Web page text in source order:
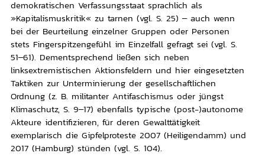
demokratischen Verfassungsstaat sprachlich als
»Kapitalismuskritik« zu tarnen (vgl. S. 25) – auch wenn
bei der Beurteilung einzelner Gruppen oder Personen
stets Fingerspitzengefühl im Einzelfall gefragt sei (vgl. S.
51–61). Dementsprechend ließen sich neben
linksextremistischen Aktionsfeldern und hier eingesetzten
Taktiken zur Unterminierung der gesellschaftlichen
Ordnung (z. B. militanter Antifaschismus oder jüngst
Klimaschutz, S. 9–17) ebenfalls typische (post-)autonome
Akteure identifizieren, für deren Gewalttätigkeit
exemplarisch die Gipfelproteste 2007 (Heiligendamm) und
2017 (Hamburg) stünden (vgl. S. 104).